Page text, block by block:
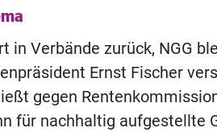
in Verbände zurück, NGG
Ernst Fischer
gegen
für nachhaltig aufgestellte